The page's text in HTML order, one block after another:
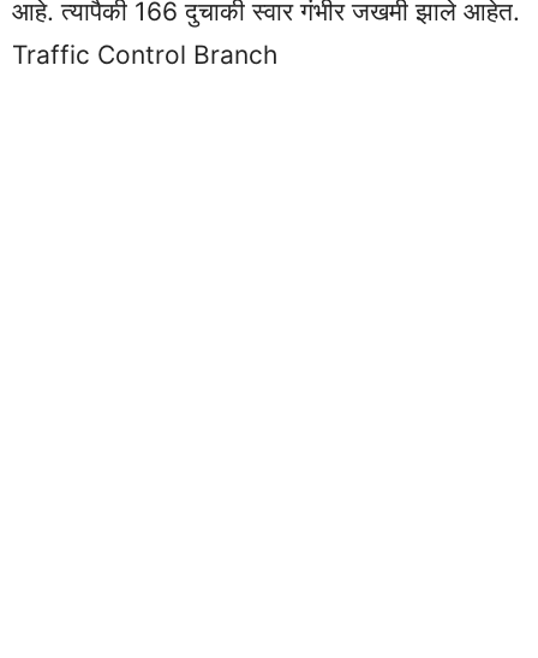
आहे. त्यापैकी 166 दुचाकी स्वार गंभीर जखमी झाले आहेत.
Traffic Control Branch